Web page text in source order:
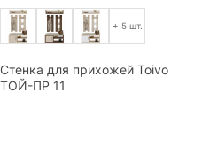
+ 5 шт.
Стенка для прихожей Toivo
ТОЙ-ПР 11